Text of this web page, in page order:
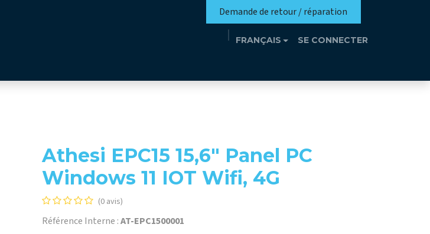
Demande de retour / réparation
FRANÇAIS SE CONNECTER
Athesi EPC15 15,6" Panel PC
Windows 11 IOT Wifi, 4G
(0 avis)
Référence Interne :AT-EPC1500001